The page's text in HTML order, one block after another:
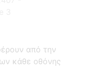
από την
κάθε οθόνης